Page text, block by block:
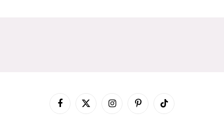
FacebookX
InstagramPinterestTikTok